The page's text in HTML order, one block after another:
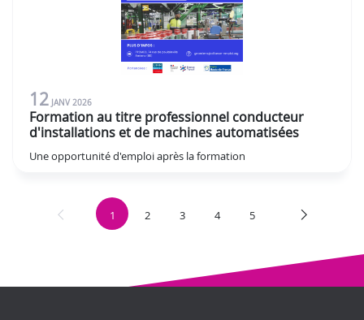
12 JANV 2026
Formation au titre professionnel conducteur
d'installations et de machines automatisées
Une opportunité d'emploi après la formation
1 2 3 4 5